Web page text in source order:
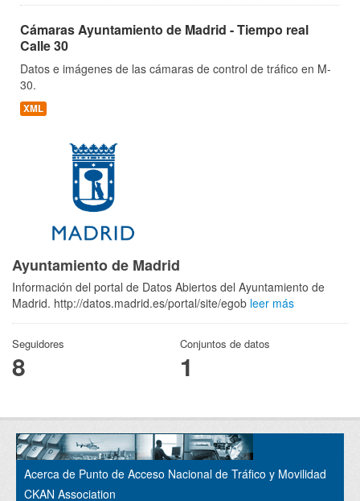
Cámaras Ayuntamiento de Madrid - Tiempo real
Calle 30
Datos e imágenes de las cámaras de control de tráfico en M-
30.
XML
Ayuntamiento de Madrid
Información del portal de Datos Abiertos del Ayuntamiento de
Madrid. http://datos.madrid.es/portal/site/egob leer más
Seguidores
8
Conjuntos de datos
1
Acerca de Punto de Acceso Nacional de Tráfico y Movilidad
CKAN Association